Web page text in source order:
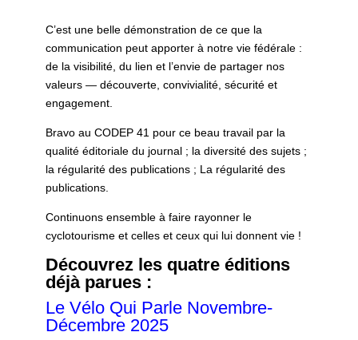
C’est une belle démonstration de ce que la
communication peut apporter à notre vie fédérale :
de la visibilité, du lien et l’envie de partager nos
valeurs — découverte, convivialité, sécurité et
engagement.
Bravo au CODEP 41 pour ce beau travail par la
qualité éditoriale du journal ; la diversité des sujets ;
la régularité des publications ; La régularité des
publications.
Continuons ensemble à faire rayonner le
cyclotourisme et celles et ceux qui lui donnent vie !
Découvrez les quatre éditions
déjà parues :
Le Vélo Qui Parle Novembre-
Décembre 2025